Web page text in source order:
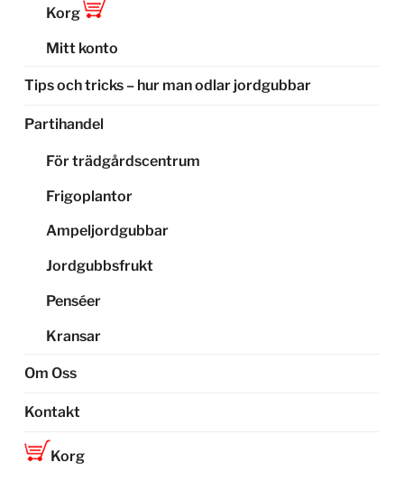
Korg
Mitt konto
Tips och tricks – hur man odlar jordgubbar
Partihandel
För trädgårdscentrum
Frigoplantor
Ampeljordgubbar
Jordgubbsfrukt
Penséer
Kransar
Om Oss
Kontakt
Korg